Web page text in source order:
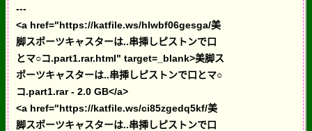
---
<a href="https://katfile.ws/hlwbf06gesga/美
脚スポーツキャスターは..串挿しピストンで口
とマ○コ.part1.rar.html" target=_blank>美脚ス
ポーツキャスターは..串挿しピストンで口とマ○
コ.part1.rar - 2.0 GB</a>
<a href="https://katfile.ws/ci85zgedq5kf/美
脚スポーツキャスターは..串挿しピストンで口